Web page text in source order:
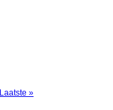
Laatste »